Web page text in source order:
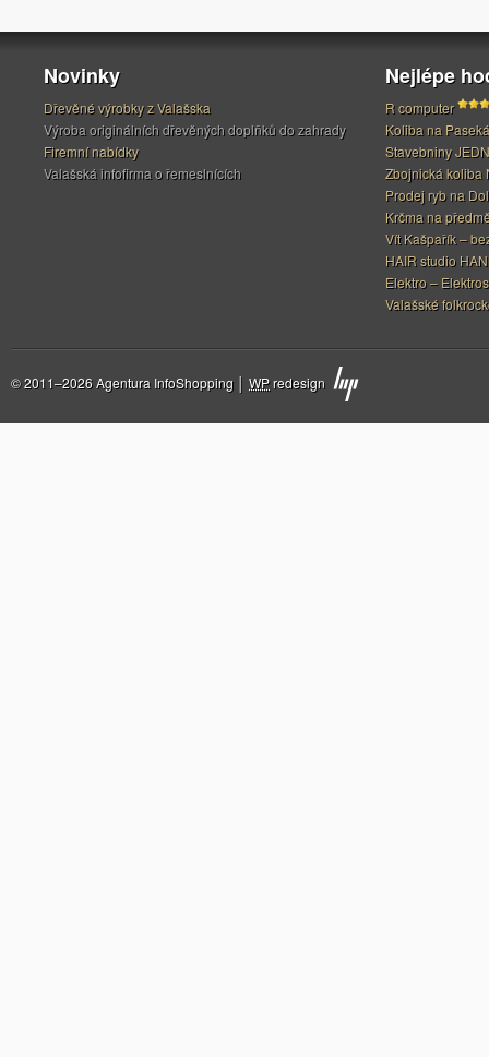
Novinky
Dřevěné výrobky z Valašska
Výroba originálních dřevěných doplňků do zahrady
Firemní nabídky
Valašská infofirma o řemeslnících
Nejlépe
R computer
Koliba na
Stavebniny
Zbojnická koliba
Prodej ryb na
Krčma na
Vít Kašpařík –
HAIR studio
Elektro –
Valašské
© 2011–2026 Agentura InfoShopping │ WPredesign